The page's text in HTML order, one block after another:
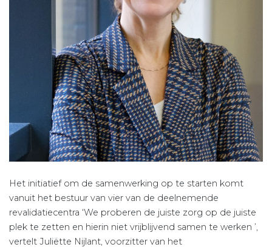
Het initiatief om de samenwerking op te starten komt
vanuit het bestuur van vier van de deelnemende
revalidatiecentra ‘We proberen de juiste zorg op de juiste
plek te zetten en hierin niet vrijblijvend samen te werken ’,
vertelt Juliëtte Nijlant, voorzitter van het